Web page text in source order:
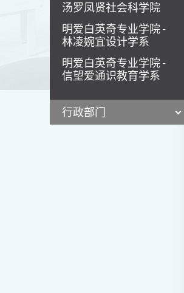
汤罗凤贤社会科学院
明爱白英奇专业学院 -
林凌婉宜设计学系
明爱白英奇专业学院 -
信望爱通识教育学系
行政部门